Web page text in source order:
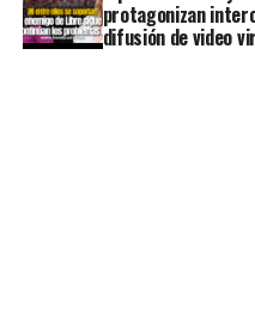
protagonizan
difusión de video